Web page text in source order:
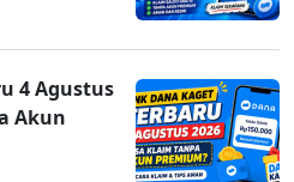
4 Agustus
Akun